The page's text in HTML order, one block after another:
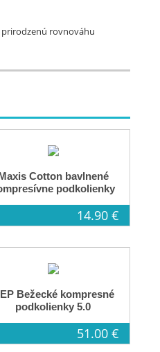
prirodzenú rovnováhu
Cotton bavlnené
podkolienky
14.90 €
Bežecké kompresné
podkolienky 5.0
51.00 €